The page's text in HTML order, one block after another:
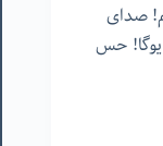
ام! صدای
حس